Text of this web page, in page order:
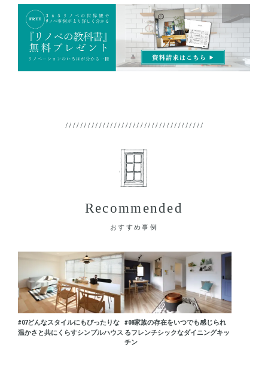
Recommended
おすすめ事例
#07どんなスタイルにもぴったりな
温かさと共にくらすシンプルハウス
#08家族の存在をいつでも感じられ
るフレンチシックなダイニングキッ
チン